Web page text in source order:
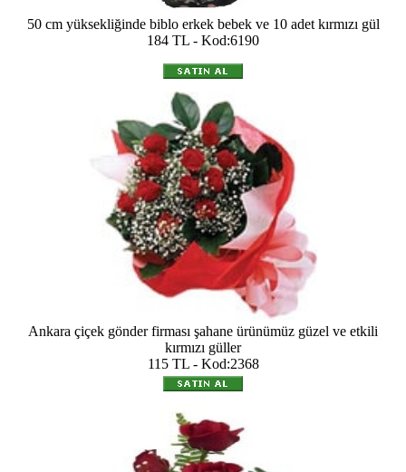
50 cm yüksekliğinde biblo erkek bebek ve 10 adet kırmızı gül
184 TL - Kod:6190
Ankara çiçek gönder firması şahane ürünümüz güzel ve etkili
kırmızı güller
115 TL - Kod:2368